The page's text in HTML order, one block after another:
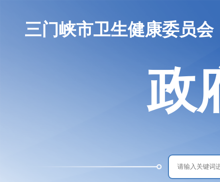
三门峡市卫生健康委员会
政